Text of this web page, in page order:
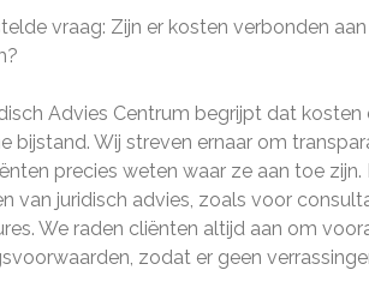
vraag: Zijn er kosten verbonden
Advies Centrum begrijpt dat
bijstand. Wij streven ernaar om
precies weten waar ze aan toe
van juridisch advies, zoals voor
We raden cliënten altijd aan om
zodat er geen